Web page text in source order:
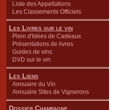
Liste des Appellations
Les Classements Officiels
Les Livres sur le vin
Plein d'Idées de Cadeaux
Présentations de livres
Guides de vins
DVD sur le vin
Les Liens
Annuaire du Vin
Annuaire Sites de Vignerons
Dossier Champagne